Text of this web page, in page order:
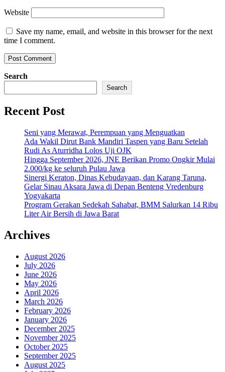
Website
Save my name, email, and website in this browser for the next
time I comment.
Search
Search
Recent Post
Seni yang Merawat, Perempuan yang Menguatkan
Ada Wakil Dirut Bank Mandiri Taspen yang Baru Setelah
Rudi As Aturridha Lolos Uji OJK
Hingga September 2026, JNE Berikan Promo Ongkir Mulai
2.000/kg ke seluruh Pulau Jawa
Sinergi Keraton, Dinas Kebudayaan, dan Karang Taruna,
Gelar Sinau Aksara Jawa di Depan Benteng Vredenburg
Yogyakarta
Program Gerakan Sedekah Sahabat, BMM Salurkan 14 Ribu
Liter Air Bersih di Jawa Barat
Archives
August 2026
July 2026
June 2026
May 2026
April 2026
March 2026
February 2026
January 2026
December 2025
November 2025
October 2025
September 2025
August 2025